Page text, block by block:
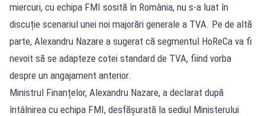
miercuri, cu echipa FMI sosită în România, nu s-a luat în
discuție scenariul unei noi majorări generale a TVA. Pe de altă
parte, Alexandru Nazare a sugerat că segmentul HoReCa va fi
nevoit să se adapteze cotei standard de TVA, fiind vorba
despre un angajament anterior.
Ministrul Finanțelor, Alexandru Nazare, a declarat după
întâlnirea cu echipa FMI, desfășurată la sediul Ministerului